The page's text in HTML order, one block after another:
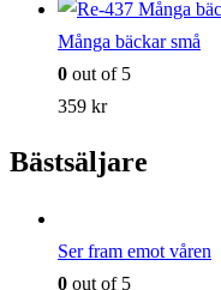
Många bäckar små
0 out of 5
359 kr
Bästsäljare
Ser fram emot våren
0 out of 5